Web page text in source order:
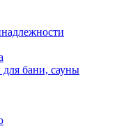
бани, сауны